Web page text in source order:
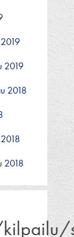
2019
2018
2018